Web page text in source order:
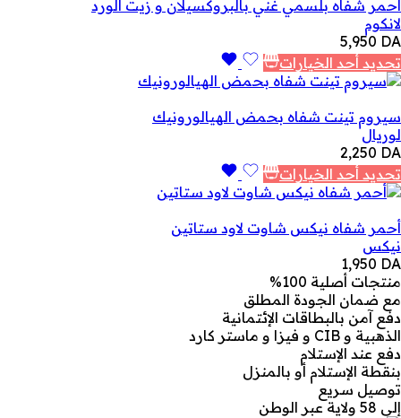
أحمر شفاه بلسمي غني بالبروكسيلان و زيت الورد
لانكوم
5,950 DA
تحديد أحد الخيارات
سيروم تينت شفاه بحمض الهيالورونيك
لوريال
2,250 DA
تحديد أحد الخيارات
أحمر شفاه نيكس شاوت لاود ستاتين
نيكس
1,950 DA
منتجات أصلية 100%
مع ضمان الجودة المطلق
دفع آمن بالبطاقات الإئتمانية
الذهبية و CIB و فيزا و ماستر كارد
دفع عند الإستلام
بنقطة الإستلام أو بالمنزل
توصيل سريع
إلى 58 ولاية عبر الوطن